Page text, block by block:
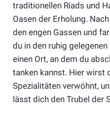
traditionellen Riads und
Oasen der Erholung.
den engen Gassen und
du in den ruhig
einen Ort, an dem du
tanken kannst. Hier wirst
Spezialitäten verwöhnt,
lässt dich den Trubel der